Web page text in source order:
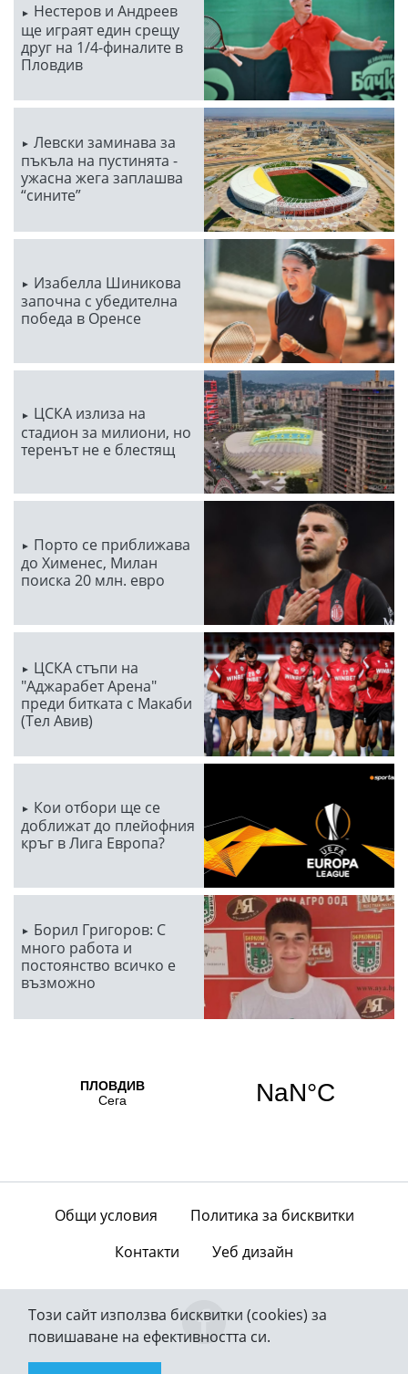
Нестеров и Андреев
ще играят един срещу
друг на 1/4-финалите в
Пловдив
Левски заминава за
пъкъла на пустинята -
ужасна жега заплашва
“сините”
Изабелла Шиникова
започна с убедителна
победа в Оренсе
ЦСКА излиза на
стадион за милиони, но
теренът не е блестящ
Порто се приближава
до Хименес, Милан
поиска 20 млн. евро
ЦСКА стъпи на
"Аджарабет Арена"
преди битката с Макаби
(Тел Авив)
Кои отбори ще се
доближат до плейофния
кръг в Лига Европа?
Борил Григоров: С
много работа и
постоянство всичко е
възможно
Общи условия
Политика за бисквитки
Контакти
Уеб дизайн
Този сайт използва бисквитки (cookies) за
повишаване на ефективността си.